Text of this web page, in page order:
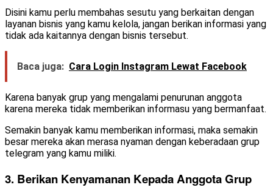
Disini kamu perlu membahas sesutu yang berkaitan dengan
layanan bisnis yang kamu kelola, jangan berikan informasi yang
tidak ada kaitannya dengan bisnis tersebut.
Baca juga: Cara Login Instagram Lewat Facebook
Karena banyak grup yang mengalami penurunan anggota
karena mereka tidak memberikan informasu yang bermanfaat.
Semakin banyak kamu memberikan informasi, maka semakin
besar mereka akan merasa nyaman dengan keberadaan grup
telegram yang kamu miliki.
3. Berikan Kenyamanan Kepada Anggota Grup